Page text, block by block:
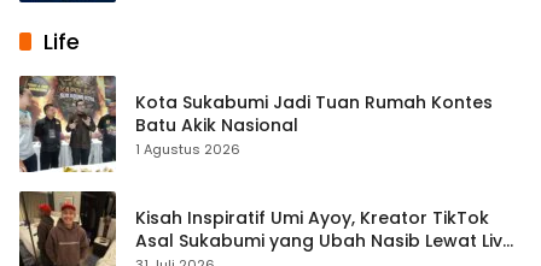
Life
Kota Sukabumi Jadi Tuan Rumah Kontes
Batu Akik Nasional
1 Agustus 2026
Kisah Inspiratif Umi Ayoy, Kreator TikTok
Asal Sukabumi yang Ubah Nasib Lewat Live